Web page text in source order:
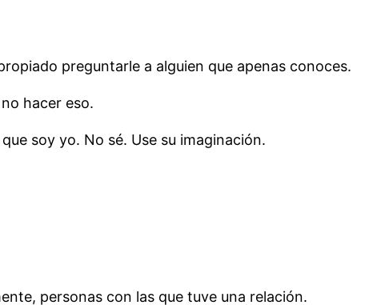
preguntarle a alguien que apenas conoces.
hacer eso.
soy yo. No sé. Use su imaginación.
personas con las que tuve una relación.